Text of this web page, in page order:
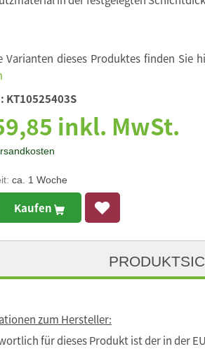
Varianten dieses Produktes finden Sie
KT10525403S
inkl. MwSt.
ca. 1 Woche
Kaufen
zum Hersteller:
für dieses Produkt ist der in der